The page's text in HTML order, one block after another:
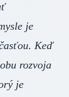
je
Keď
rozvoja
je